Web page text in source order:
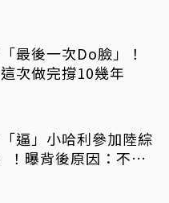
最後一次Do臉」！
次做完撐10幾年
逼」小哈利參加陸綜
！曝背後原因：不希